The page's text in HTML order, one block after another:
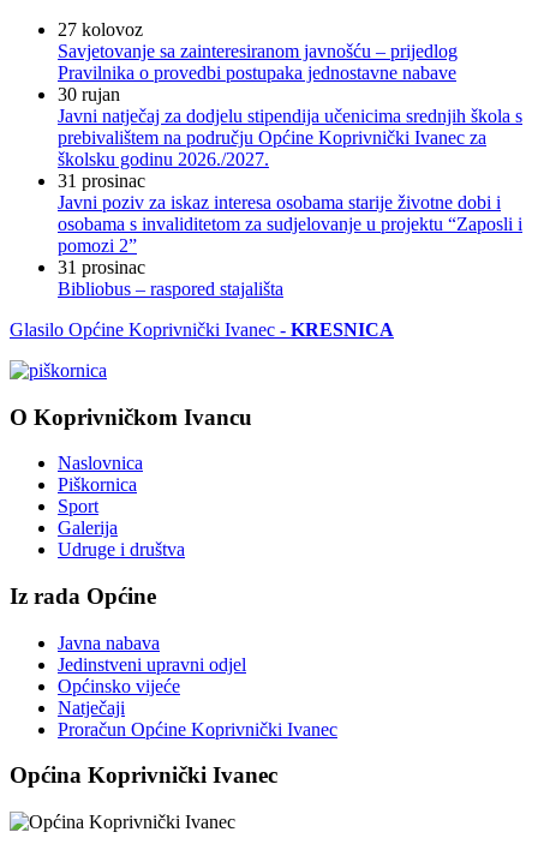
27 kolovoz
Savjetovanje sa zainteresiranom javnošću – prijedlog
Pravilnika o provedbi postupaka jednostavne nabave
30 rujan
Javni natječaj za dodjelu stipendija učenicima srednjih škola s
prebivalištem na području Općine Koprivnički Ivanec za
školsku godinu 2026./2027.
31 prosinac
Javni poziv za iskaz interesa osobama starije životne dobi i
osobama s invaliditetom za sudjelovanje u projektu “Zaposli i
pomozi 2”
31 prosinac
Bibliobus – raspored stajališta
Glasilo Općine Koprivnički Ivanec - KRESNICA
O Koprivničkom Ivancu
Naslovnica
Piškornica
Sport
Galerija
Udruge i društva
Iz rada Općine
Javna nabava
Jedinstveni upravni odjel
Općinsko vijeće
Natječaji
Proračun Općine Koprivnički Ivanec
Općina Koprivnički Ivanec